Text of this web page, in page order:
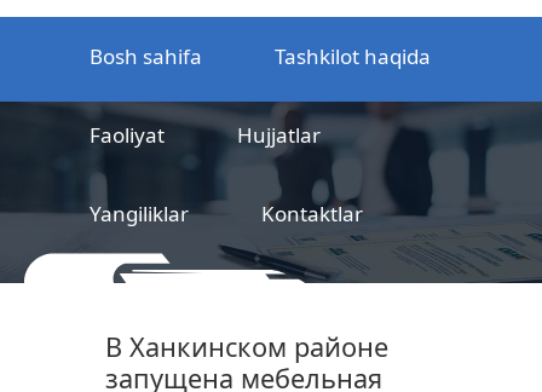
Bosh sahifa Tashkilot haqida
Faoliyat Hujjatlar
Yangiliklar Kontaktlar
sertifikatlashtirish markazi
В Ханкинском районе
запущена мебельная